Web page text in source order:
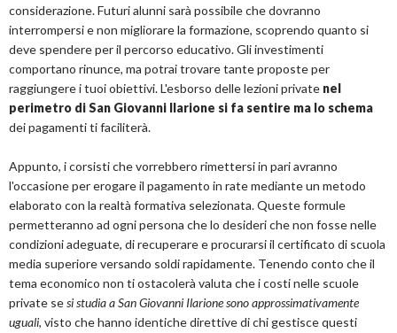
considerazione. Futuri alunni sarà possibile che dovranno
interrompersi e non migliorare la formazione, scoprendo quanto si
deve spendere per il percorso educativo. Gli investimenti
comportano rinunce, ma potrai trovare tante proposte per
raggiungere i tuoi obiettivi. L'esborso delle lezioni private nel
perimetro di San Giovanni Ilarione si fa sentire ma lo schema
dei pagamenti ti faciliterà.
Appunto, i corsisti che vorrebbero rimettersi in pari avranno
l'occasione per erogare il pagamento in rate mediante un metodo
elaborato con la realtà formativa selezionata. Queste formule
permetteranno ad ogni persona che lo desideri che non fosse nelle
condizioni adeguate, di recuperare e procurarsi il certificato di scuola
media superiore versando soldi rapidamente. Tenendo conto che il
tema economico non ti ostacolerà valuta che i costi nelle scuole
private sesi studia a San Giovanni Ilarione sono approssimativamente
uguali, visto che hanno identiche direttive di chi gestisce questi